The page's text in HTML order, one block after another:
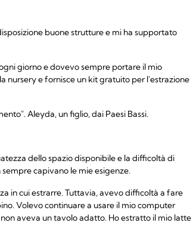
buone strutture e mi ha supportato
giorno e dovevo sempre portare il mio
nursery e fornisce un kit gratuito per l'estrazione
Aleyda, un figlio, dai Paesi Bassi.
dello spazio disponibile e la difficoltà di
capivano le mie esigenze.
in cui estrarre. Tuttavia, avevo difficoltà a fare
Volevo continuare a usare il mio computer
aveva un tavolo adatto. Ho estratto il mio latte